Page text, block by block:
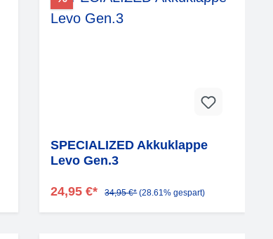
SPECIALIZED Akkuklappe
Levo Gen.3
24,95 €* 34,95 €* (28.61% gespart)